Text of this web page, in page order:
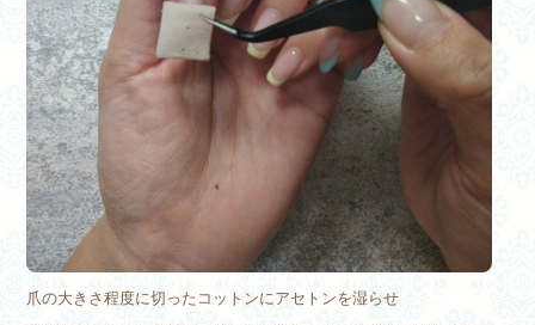
爪の大きさ程度に切ったコットンにアセトンを湿らせ